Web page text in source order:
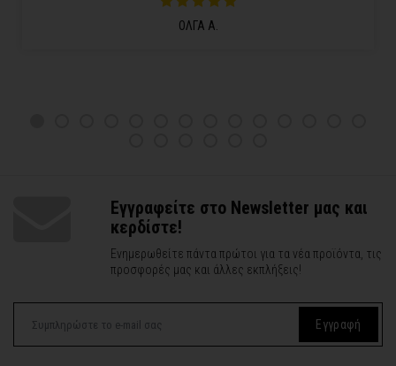
ΟΛΓΑ Α.
Εγγραφείτε στο Newsletter μας και
κερδίστε!
Ενημερωθείτε πάντα πρώτοι για τα νέα προϊόντα, τις
προσφορές μας και άλλες εκπλήξεις!
Εγγραφή